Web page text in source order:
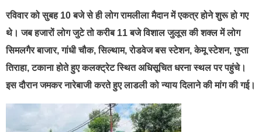
रविवार को सुबह 10 बजे से ही लोग रामलीला मैदान में एकत्र होने शुरू हो गए
थे। जब हजारों लोग जुटे तो करीब 11 बजे विशाल जुलूस की शक्ल में लोग
सिमलगैर बाजार, गांधी चौक, सिल्थाम, रोडवेज बस स्टेशन, केमू स्टेशन, गुप्ता
तिराहा, टकाना होते हुए कलक्ट्रेट स्थित अधिसूचित धरना स्थल पर पहुंचे।
इस दौरान जमकर नारेबाजी करते हुए लाडली को न्याय दिलाने की मांग की गई।